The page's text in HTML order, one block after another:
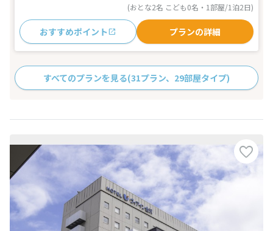
(おとな2名 こども0名・1部屋/1泊2日)
おすすめポイント プランの詳細
すべてのプランを見る(31プラン、29部屋タイプ)